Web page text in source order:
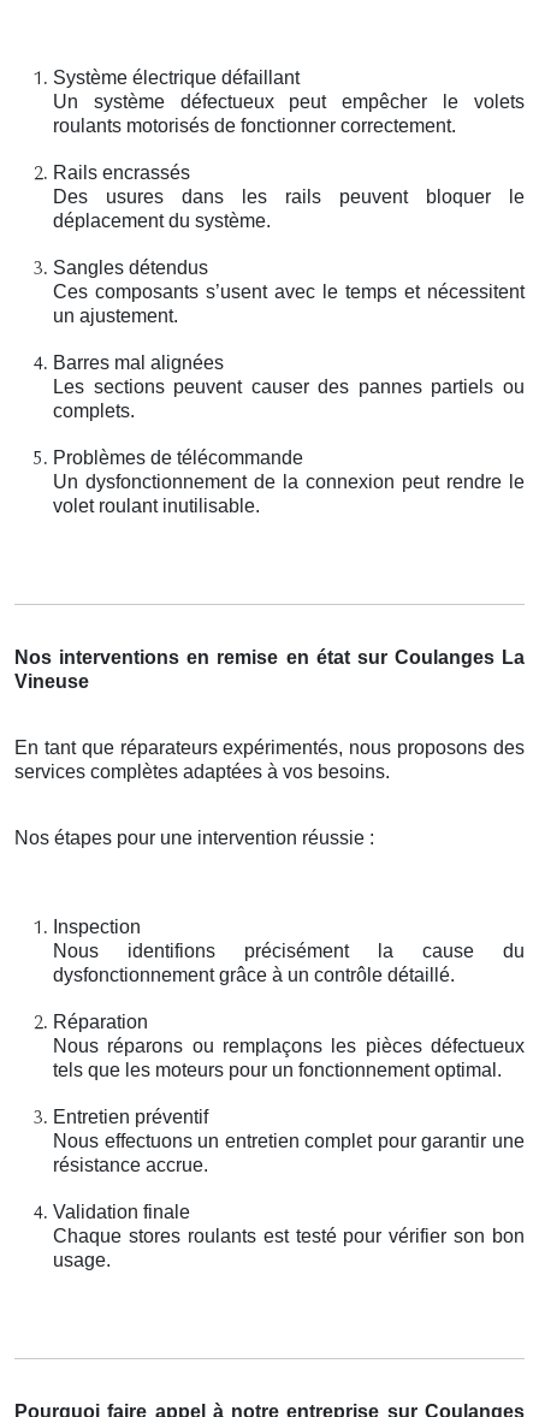
Système électrique défaillant
Un système défectueux peut empêcher le volets
roulants motorisés de fonctionner correctement.
Rails encrassés
Des usures dans les rails peuvent bloquer le
déplacement du système.
Sangles détendus
Ces composants s’usent avec le temps et nécessitent
un ajustement.
Barres mal alignées
Les sections peuvent causer des pannes partiels ou
complets.
Problèmes de télécommande
Un dysfonctionnement de la connexion peut rendre le
volet roulant inutilisable.
Nos interventions en remise en état sur Coulanges La
Vineuse
En tant que réparateurs expérimentés, nous proposons des
services complètes adaptées à vos besoins.
Nos étapes pour une intervention réussie :
Inspection
Nous identifions précisément la cause du
dysfonctionnement grâce à un contrôle détaillé.
Réparation
Nous réparons ou remplaçons les pièces défectueux
tels que les moteurs pour un fonctionnement optimal.
Entretien préventif
Nous effectuons un entretien complet pour garantir une
résistance accrue.
Validation finale
Chaque stores roulants est testé pour vérifier son bon
usage.
Pourquoi faire appel à notre entreprise sur Coulanges